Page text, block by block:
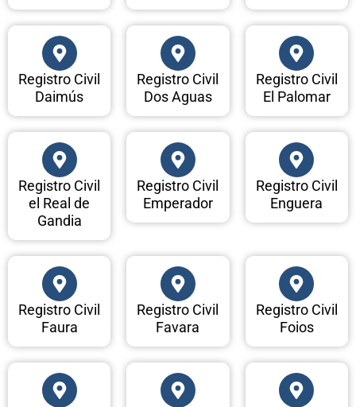
Registro Civil
Daimús
Registro Civil
Dos Aguas
Registro Civil
El Palomar
Registro Civil
el Real de
Gandia
Registro Civil
Emperador
Registro Civil
Enguera
Registro Civil
Faura
Registro Civil
Favara
Registro Civil
Foios